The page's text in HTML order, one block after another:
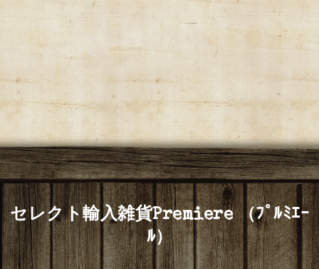
セレクト輸入雑貨Premiere （ﾌﾟﾙﾐｴｰ
ﾙ）